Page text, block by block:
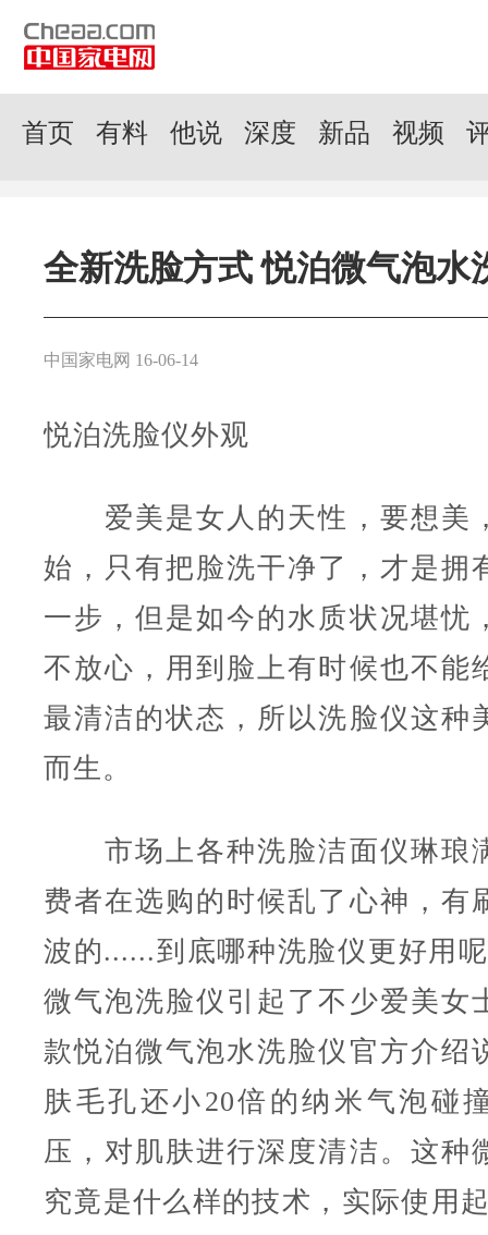
首页 有料 他说 深度 新品 视频
全新洗脸方式 悦泊微气泡水
中国家电网 16-06-14
悦泊洗脸仪外观
爱美是女人的天性，要想美
始，只有把脸洗干净了，才是拥
一步，但是如今的水质状况堪忧
不放心，用到脸上有时候也不能
最清洁的状态，所以洗脸仪这种
而生。
市场上各种洗脸洁面仪琳琅
费者在选购的时候乱了心神，有
波的......到底哪种洗脸仪更好用
微气泡洗脸仪引起了不少爱美女
款悦泊微气泡水洗脸仪官方介绍
肤毛孔还小20倍的纳米气泡碰
压，对肌肤进行深度清洁。这种
究竟是什么样的技术，实际使用